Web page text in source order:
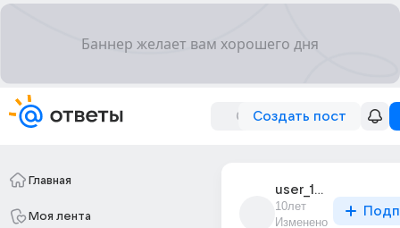
Создать пост
Главная
Моя лента
user_13383522
10лет
Изменено